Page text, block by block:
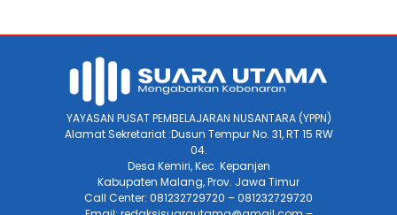
YAYASAN PUSAT PEMBELAJARAN NUSANTARA (YPPN)
Alamat Sekretariat :Dusun Tempur No. 31, RT 15 RW
04.
Desa Kemiri, Kec. Kepanjen
Kabupaten Malang, Prov. Jawa Timur
Call Center: 081232729720 – 081232729720